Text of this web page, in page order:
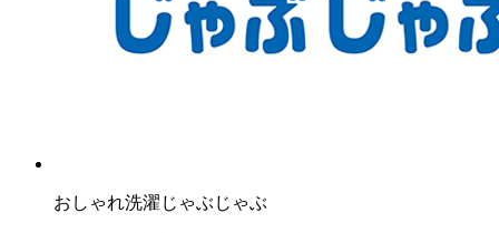
おしゃれ洗濯じゃぶじゃぶ